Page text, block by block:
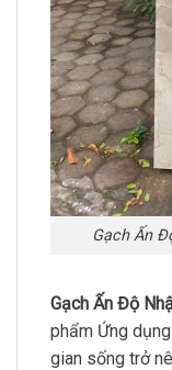
Gạch Ấn
Gạch Ấn Độ
phẩm Ứng
gian sống trở